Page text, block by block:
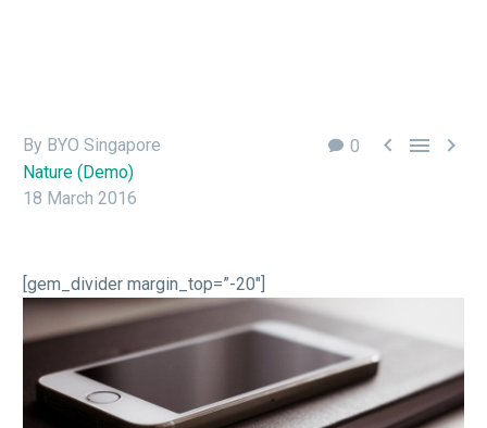
0   
By BYO Singapore
Nature (Demo)
18 March 2016
[gem_divider margin_top=”-20″]